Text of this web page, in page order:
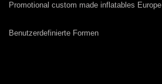
Promotional custom made inflatables Europe
Benutzerdefinierte Formen